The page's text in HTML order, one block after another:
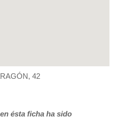
42
ésta ficha ha sido